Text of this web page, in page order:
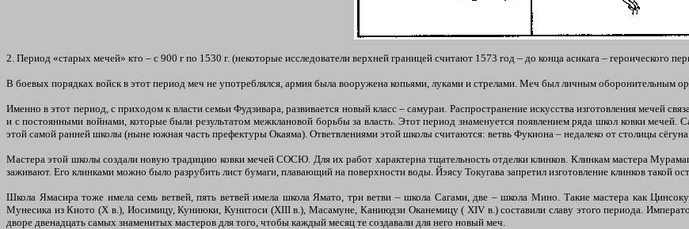
2. Период «старых мечей» кто – с 900 г по 1530 г. (некоторые исследователи верхней границей считают 1573 год – до конца асикага – героического
В боевых порядках войск в этот период меч не употреблялся, армия была вооружена копьями, луками и стрелами. Меч был личным оборонительным
Именно в этот период, с приходом к власти семьи Фудзивара, развивается новый класс – самураи. Распространение искусства изготовления мечей
и с постоянными войнами, которые были результатом межклановой борьбы за власть. Этот период знаменуется появлением ряда школ ковки
этой самой ранней школы (ныне южная часть префектуры Окаяма). Ответвлениями этой школы считаются: ветвь Фукиона – недалеко от столицы
Мастера этой школы создали новую традицию ковки мечей СОСЮ. Для их работ характерна тщательность отделки клинков. Клинкам мастера
заживают. Его клинками можно было разрубить лист бумаги, плавающий на поверхности воды. Йэясу Токугава запретил изготовление клинков такой
Школа Ямасира тоже имела семь ветвей, пять ветвей имела школа Ямато, три ветви – школа Сагами, две – школа Мино. Такие мастера как
Мунесика из Киото (Х в.), Иосимицу, Куниюки, Кунитоси (XIII в.), Масамуне, Каниюдзи Оканемицу ( XIV в.) составили славу этого периода.
дворе двенадцать самых знаменитых мастеров для того, чтобы каждый месяц те создавали для него новый меч.